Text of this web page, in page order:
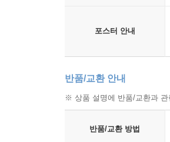
포스터 안내
반품/교환 안내
※ 상품 설명에 반품/교환과 관
반품/교환 방법